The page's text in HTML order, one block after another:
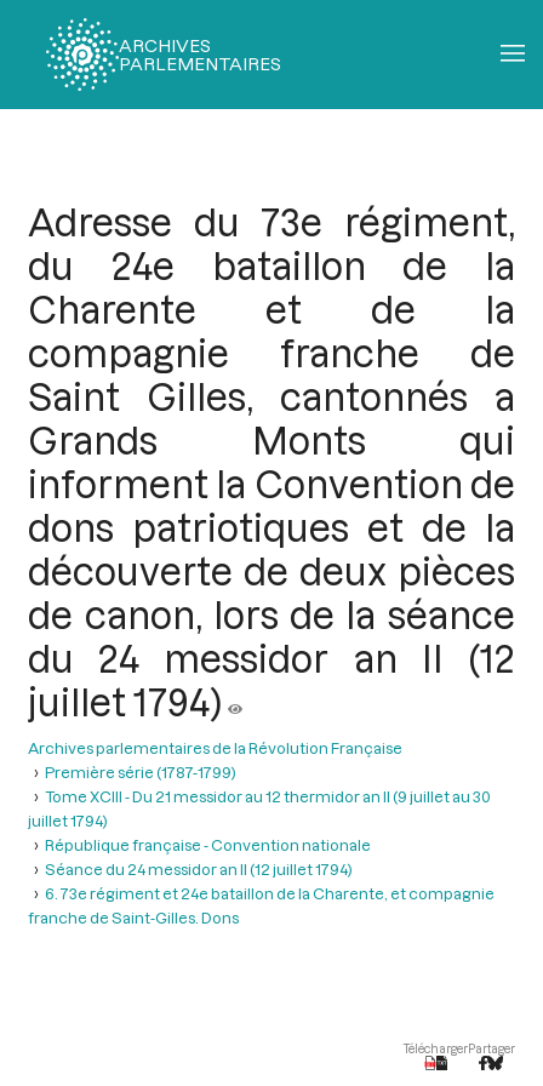
ARCHIVES
PARLEMENTAIRES
Adresse du 73e régiment,
du 24e bataillon de la
Charente et de la
compagnie franche de
Saint Gilles, cantonnés a
Grands Monts qui
informent la Convention de
dons patriotiques et de la
découverte de deux pièces
de canon, lors de la séance
du 24 messidor an II (12
juillet 1794)
Archives parlementaires de la Révolution Française
Première série (1787-1799)
Tome XCIII - Du 21 messidor au 12 thermidor an II (9 juillet au 30
juillet 1794)
République française - Convention nationale
Séance du 24 messidor an II (12 juillet 1794)
6. 73e régiment et 24e bataillon de la Charente, et compagnie
franche de Saint-Gilles. Dons
TéléchargerPartager